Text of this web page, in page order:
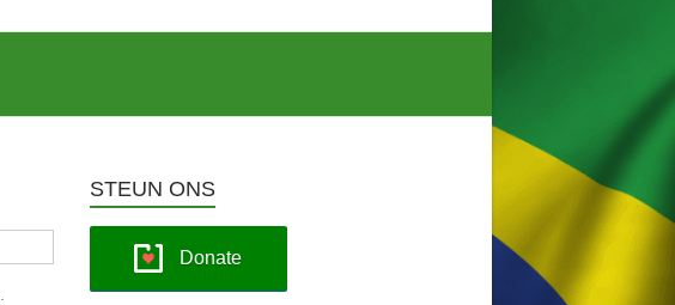
STEUN ONS
Donate